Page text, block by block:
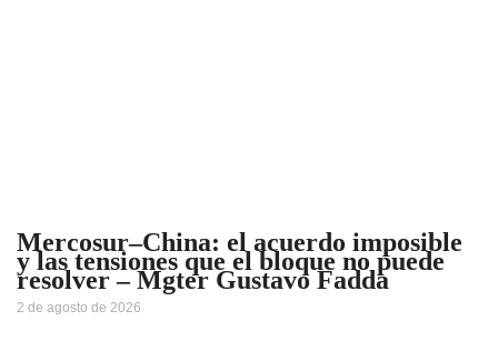
Mercosur–China: el acuerdo imposible
y las tensiones que el bloque no puede
resolver – Mgter Gustavo Fadda
2 de agosto de 2026